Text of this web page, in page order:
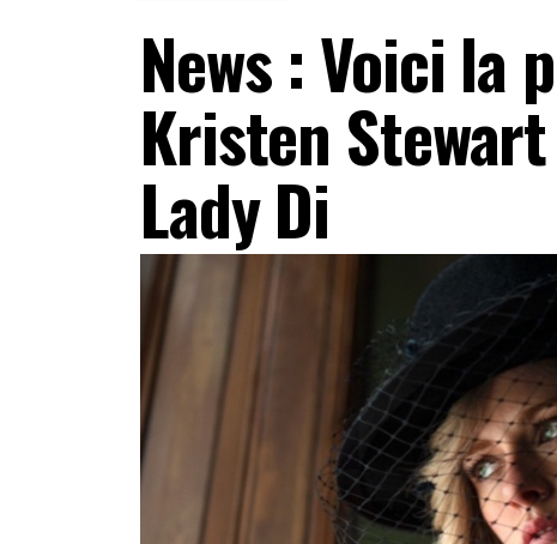
News : Voici la
Kristen
Lady Di